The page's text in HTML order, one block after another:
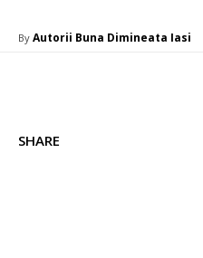
By Autorii Buna Dimineata Iasi
SHARE